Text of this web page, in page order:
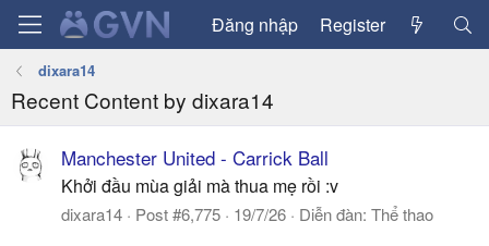
Đăng nhập Register
dixara14
Recent Content by dixara14
Manchester United - Carrick Ball
Khởi đầu mùa giải mà thua mẹ rồi :v
dixara14 Post #6,775 19/7/26 Diễn đàn: Thể thao